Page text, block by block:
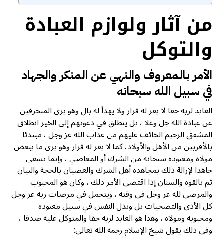
من آثار ولوازم العبادة
والتوكل
الأمر بالمعروف والنهي عن المنكر والجهاد
في سبيل الله سبحانه
العابد لربه حقا لا يقر له قرار ولا يهدأ له بال وهو يرى المنحرفين
عن عبادة الله جل وعلا ، بل ينطلق في دعوتهم إلى الخير انطلاق
المشفق الرحیم الخائف عليهم من عذاب الله عز وجل ، مبتدئا
بالأقربين من الأهل والأولاد، كما لا يقر له قرار وهو يرى ما يبغض
مولاه ومعبوده سبحانه من الشرك أو المعاصي ، وإنما يسعى
جاهدا لإزالة ذلك بمجاهدة أهل الشرك والعصيان بالحجة والبيان
ثم بالقوة والسنان إذا اقتضى الأمر ذلك ، وكان هو المحبوب
والمرضي لله عز وجل في وقته ، ويتحمل في مرضات ربه عز وجل
كل الأذى والتضحيات بل وبذل النفس في سبيل معبوده
ومحبوبه ومولاه ، وهذا هو العابد لربه حقا والمتوكل عليه صدقا ،
وفي ذلك يقول شيخ الإسلام رحمه الله تعالی: